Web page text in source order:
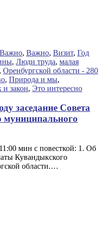
Важно, Важно, Визит, Год
, Люди труда, малая
, Оренбургской области - 280
, Природа и мы,
и закон, Это интересно
заседание Совета
муниципального
мин с повесткой: 1. Об
Кувандыкского
области.…